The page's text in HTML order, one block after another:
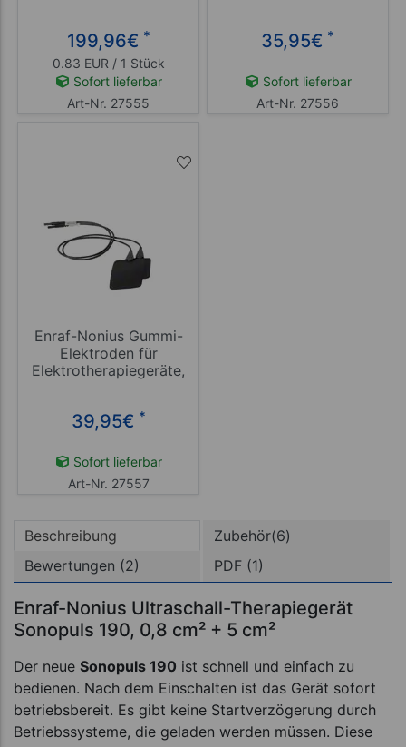
199,96€ *
0.83 EUR / 1 Stück
Sofort lieferbar
Art-Nr. 27555
35,95€ *
Sofort lieferbar
Art-Nr. 27556
Enraf-Nonius Gummi-
Elektroden für
Elektrotherapiegeräte,
39,95€ *
Sofort lieferbar
Art-Nr. 27557
Beschreibung
Zubehör(6)
Bewertungen (2)
PDF (1)
Enraf-Nonius Ultraschall-Therapiegerät
Sonopuls 190, 0,8 cm² + 5 cm²
Der neue Sonopuls 190 ist schnell und einfach zu
bedienen. Nach dem Einschalten ist das Gerät sofort
betriebsbereit. Es gibt keine Startverzögerung durch
Betriebssysteme, die geladen werden müssen. Diese